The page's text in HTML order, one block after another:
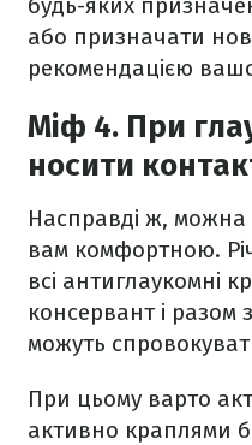
або призначати
рекомендацією
Міф 4. При
носити
Насправді ж,
вам комфортною.
всі антиглаукомні
консервант і разом
можуть
При цьому варто
активно краплями